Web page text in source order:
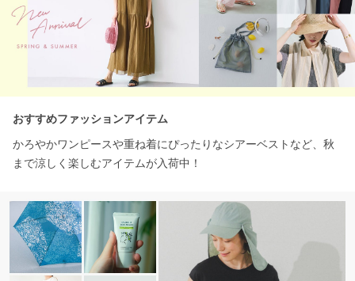
おすすめファッションアイテム
かろやかワンピースや重ね着にぴったりなシアーベストなど、秋
まで涼しく楽しむアイテムが入荷中！